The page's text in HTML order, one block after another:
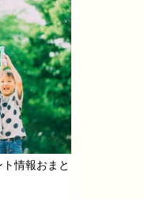
情報おまと